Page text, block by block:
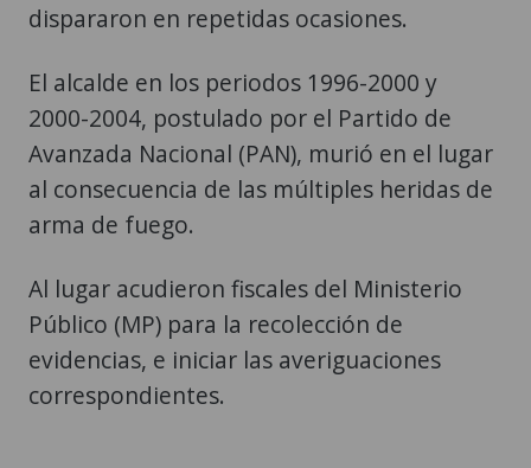
dispararon en repetidas ocasiones.
El alcalde en los periodos 1996-2000 y
2000-2004, postulado por el Partido de
Avanzada Nacional (PAN), murió en el lugar
al consecuencia de las múltiples heridas de
arma de fuego.
Al lugar acudieron fiscales del Ministerio
Público (MP) para la recolección de
evidencias, e iniciar las averiguaciones
correspondientes.